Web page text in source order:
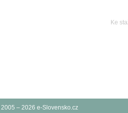
Ke
– 2026 e-Slovensko.cz